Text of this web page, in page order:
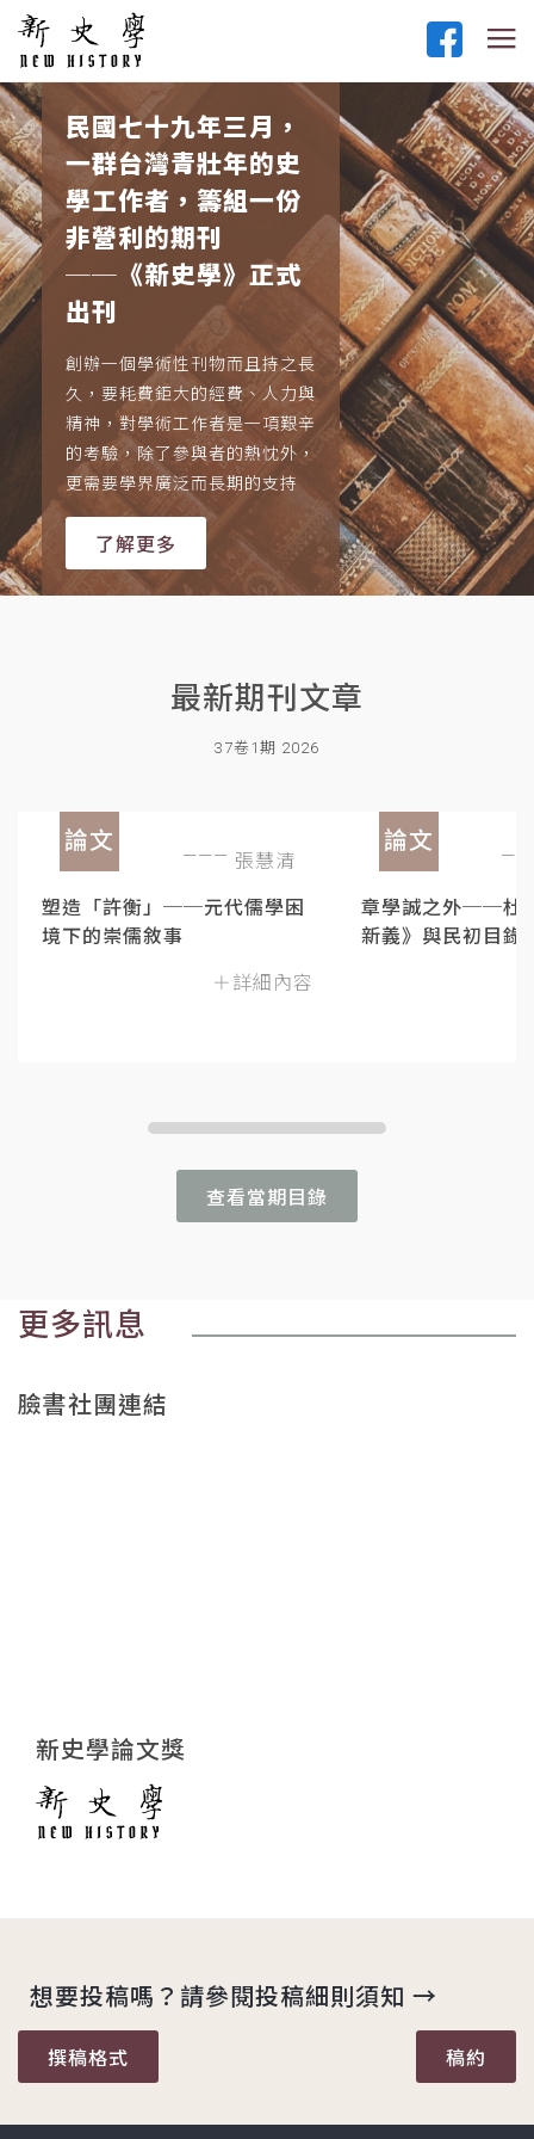
民國七十九年三月，
一群台灣青壯年的史
學工作者，籌組一份
非營利的期刊
──《新史學》正式
出刊
創辦一個學術性刊物而且持之長
久，要耗費鉅大的經費、人力與
精神，對學術工作者是一項艱辛
的考驗，除了參與者的熱忱外，
更需要學界廣泛而長期的支持
了解更多
最新期刊文章
37卷1期 2026
論文
張慧清
塑造「許衡」──元代儒學困
境下的崇儒敘事
＋詳細內容
論文
章學誠之外──杜
新義》與民初目錄
查看當期目錄
更多訊息
臉書社團連結
新史學論文獎
想要投稿嗎？請參閱投稿細則須知 →
撰稿格式 稿約